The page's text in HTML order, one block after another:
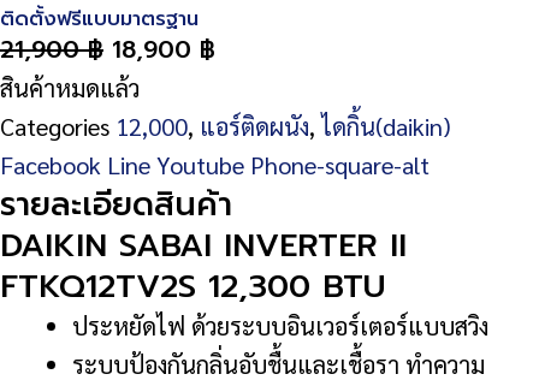
ติดตั้งฟรีแบบมาตรฐาน
21,900฿ 18,900 ฿
สินค้าหมดแล้ว
Categories 12,000, แอร์ติดผนัง,ไดกิ้น(daikin)
Facebook LineYoutube Phone-square-alt
รายละเอียดสินค้า
DAIKIN SABAI INVERTER II
FTKQ12TV2S 12,300 BTU
ประหยัดไฟ ด้วยระบบอินเวอร์เตอร์แบบสวิง
ระบบป้องกันกลิ่นอับชื้นและเชื้อรา ทำความ